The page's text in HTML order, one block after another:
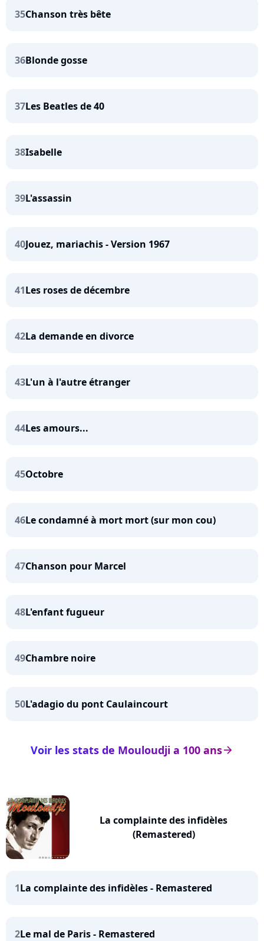
35Chanson très bête
36Blonde gosse
37Les Beatles de 40
38Isabelle
39L'assassin
40Jouez, mariachis - Version 1967
41Les roses de décembre
42La demande en divorce
43L'un à l'autre étranger
44Les amours...
45Octobre
46Le condamné à mort mort (sur mon cou)
47Chanson pour Marcel
48L'enfant fugueur
49Chambre noire
50L'adagio du pont Caulaincourt
arrow_right
Voir les stats de Mouloudji a 100 ans
La complainte des infidèles
(Remastered)
1La complainte des infidèles - Remastered
2Le mal de Paris - Remastered